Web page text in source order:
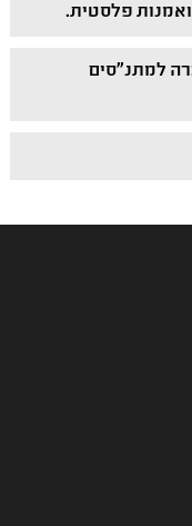
ואמנות פלסטית.
למתנ"סים